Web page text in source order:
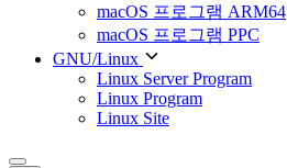
macOS 프로그램 ARM64
macOS 프로그램 PPC
GNU/Linux
Linux Server Program
Linux Program
Linux Site